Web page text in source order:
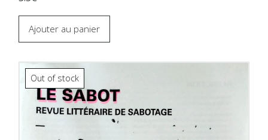
Ajouter au panier
Out of stock